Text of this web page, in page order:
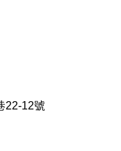
22-12號